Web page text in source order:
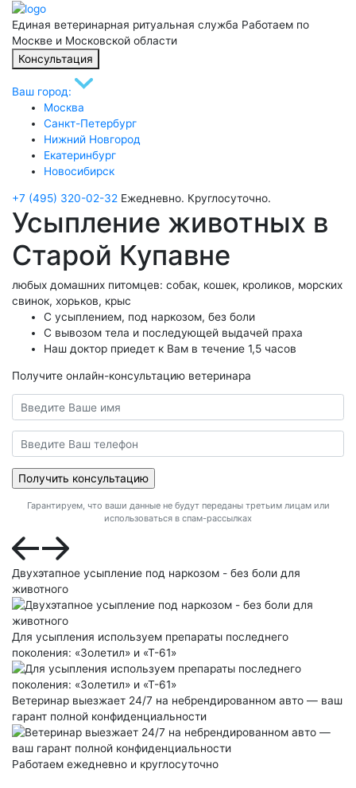
Единая ветеринарная ритуальная служба Работаем по
Москве и Московской области
Консультация
Ваш город:
Москва
Санкт-Петербург
Нижний Новгород
Екатеринбург
Новосибирск
+7 (495) 320-02-32 Ежедневно. Круглосуточно.
Усыпление животных в
Старой Купавне
любых домашних питомцев: собак, кошек, кроликов, морских
свинок, хорьков, крыс
С усыплением, под наркозом, без боли
С вывозом тела и последующей выдачей праха
Наш доктор приедет к Вам в течение 1,5 часов
Получите онлайн-консультацию ветеринара
Гарантируем, что ваши данные не будут переданы третьим лицам или
использоваться в спам-рассылках
Двухэтапное усыпление под наркозом - без боли для
животного
Для усыпления используем препараты последнего
поколения: «Золетил» и «Т-61»
Ветеринар выезжает 24/7 на небрендированном авто — ваш
гарант полной конфиденциальности
Работаем ежедневно и круглосуточно